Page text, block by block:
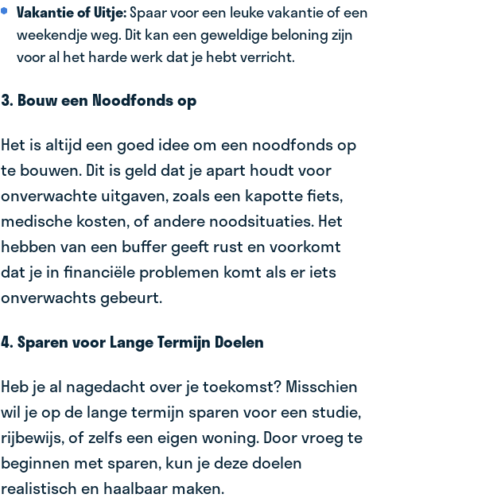
Vakantie of Uitje:Spaar voor een leuke vakantie of een
weekendje weg. Dit kan een geweldige beloning zijn
voor al het harde werk dat je hebt verricht.
3. Bouw een Noodfonds op
Het is altijd een goed idee om een noodfonds op
te bouwen. Dit is geld dat je apart houdt voor
onverwachte uitgaven, zoals een kapotte fiets,
medische kosten, of andere noodsituaties. Het
hebben van een buffer geeft rust en voorkomt
dat je in financiële problemen komt als er iets
onverwachts gebeurt.
4. Sparen voor Lange Termijn Doelen
Heb je al nagedacht over je toekomst? Misschien
wil je op de lange termijn sparen voor een studie,
rijbewijs, of zelfs een eigen woning. Door vroeg te
beginnen met sparen, kun je deze doelen
realistisch en haalbaar maken.